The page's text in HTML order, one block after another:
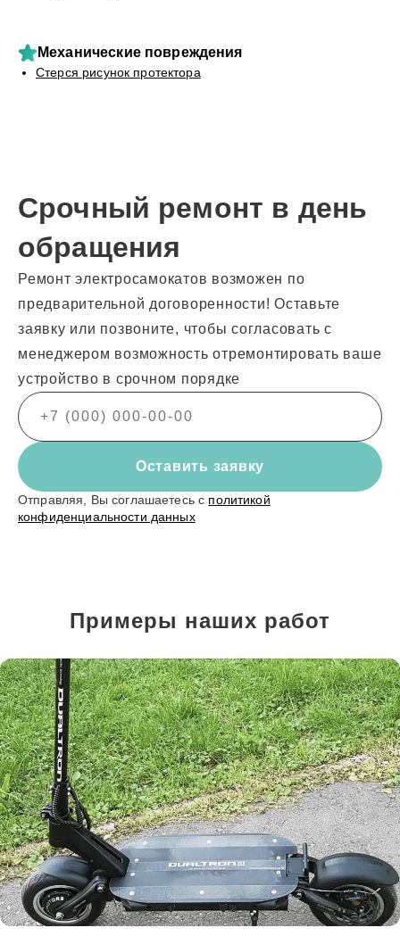
Механические повреждения
Стерся рисунок протектора
Срочный ремонт в день
обращения
Ремонт электросамокатов возможен по
предварительной договоренности! Оставьте
заявку или позвоните, чтобы согласовать с
менеджером возможность отремонтировать ваше
устройство в срочном порядке
Оставить заявку
Отправляя, Вы соглашаетесь с политикой
конфиденциальности данных
Примеры наших работ